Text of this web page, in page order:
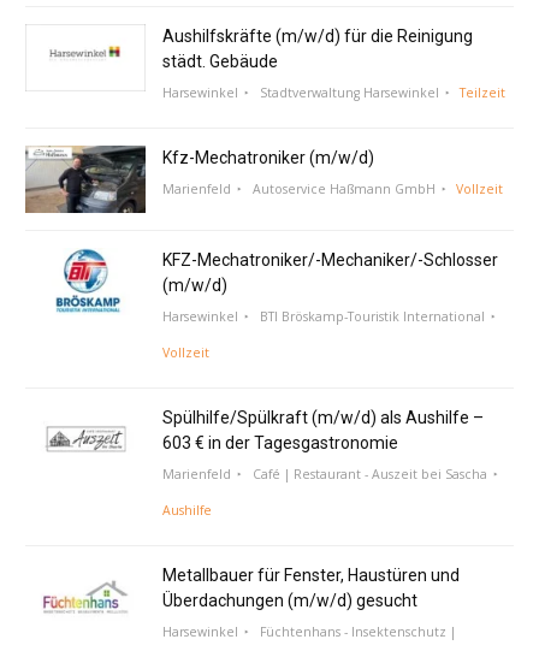
Aushilfskräfte (m/w/d) für die Reinigung
städt. Gebäude
Harsewinkel Stadtverwaltung Harsewinkel Teilzeit
Kfz-Mechatroniker (m/w/d)
Marienfeld Autoservice Haßmann GmbH Vollzeit
KFZ-Mechatroniker/-Mechaniker/-Schlosser
(m/w/d)
Harsewinkel BTI Bröskamp-Touristik International
Vollzeit
Spülhilfe/Spülkraft (m/w/d) als Aushilfe –
603 € in der Tagesgastronomie
Marienfeld Café | Restaurant - Auszeit bei Sascha
Aushilfe
Metallbauer für Fenster, Haustüren und
Überdachungen (m/w/d) gesucht
Harsewinkel Füchtenhans - Insektenschutz |